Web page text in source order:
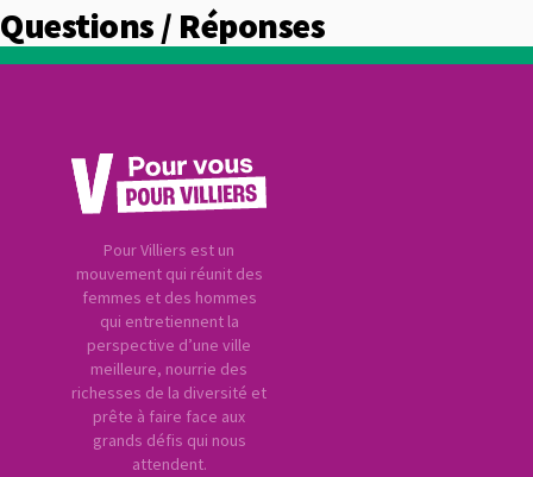
Questions / Réponses
Pour Villiers est un
mouvement qui réunit des
femmes et des hommes
qui entretiennent la
perspective d’une ville
meilleure, nourrie des
richesses de la diversité et
prête à faire face aux
grands défis qui nous
attendent.